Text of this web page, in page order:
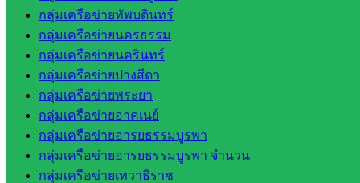
กลุ่มเครือข่ายทัพบดินทร์
กลุ่มเครือข่ายนครธรรม
กลุ่มเครือข่ายนครินทร์
กลุ่มเครือข่ายปางสีดา
กลุ่มเครือข่ายพระยา
กลุ่มเครือข่ายอาคเนย์
กลุ่มเครือข่ายอารยธรรมบูรพา
กลุ่มเครือข่ายอารยธรรมบูรพา จำนวน
กลุ่มเครือข่ายเทวาธิราช
สพป.สระแก้ว
เขต 2
วิทยาลัย
เทคนิค
สระแก้ว
วิทยาลัย
เทคนิค
วังน้ำเย็น
กศน.สระแก้ว